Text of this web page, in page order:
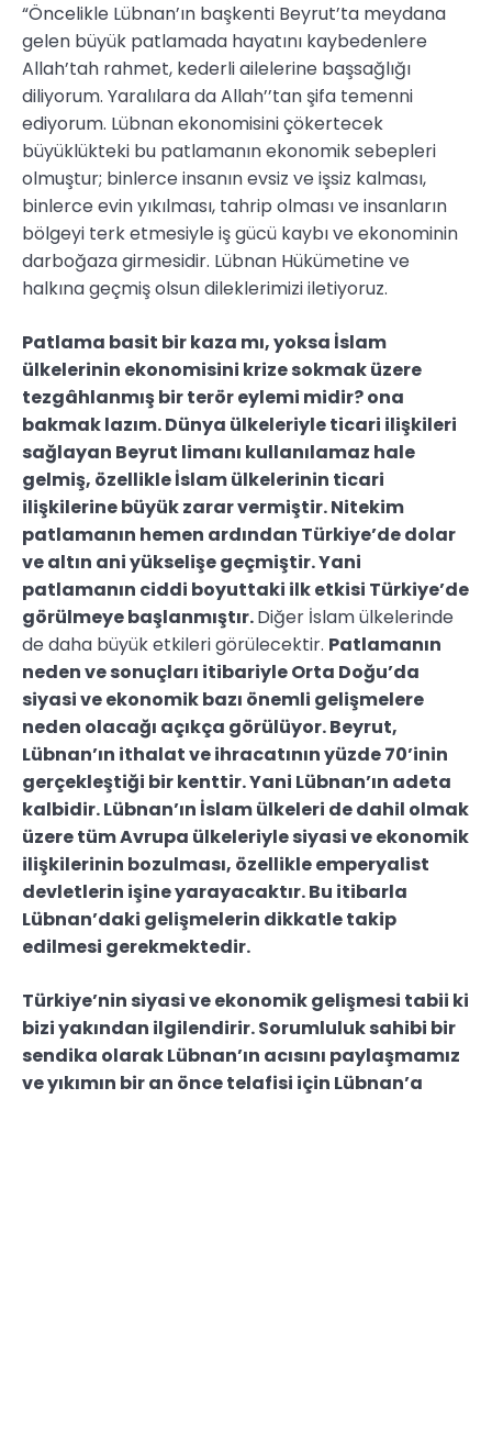
“Öncelikle Lübnan’ın başkenti Beyrut’ta meydana
gelen büyük patlamada hayatını kaybedenlere
Allah’tah rahmet, kederli ailelerine başsağlığı
diliyorum. Yaralılara da Allah’’tan şifa temenni
ediyorum. Lübnan ekonomisini çökertecek
büyüklükteki bu patlamanın ekonomik sebepleri
olmuştur; binlerce insanın evsiz ve işsiz kalması,
binlerce evin yıkılması, tahrip olması ve insanların
bölgeyi terk etmesiyle iş gücü kaybı ve ekonominin
darboğaza girmesidir. Lübnan Hükümetine ve
halkına geçmiş olsun dileklerimizi iletiyoruz.
Patlama basit bir kaza mı, yoksa İslam
ülkelerinin ekonomisini krize sokmak üzere
tezgâhlanmış bir terör eylemi midir? ona
bakmak lazım. Dünya ülkeleriyle ticari ilişkileri
sağlayan Beyrut limanı kullanılamaz hale
gelmiş, özellikle İslam ülkelerinin ticari
ilişkilerine büyük zarar vermiştir. Nitekim
patlamanın hemen ardından Türkiye’de dolar
ve altın ani yükselişe geçmiştir. Yani
patlamanın ciddi boyuttaki ilk etkisi Türkiye’de
görülmeye başlanmıştır.Diğer İslam ülkelerinde
de daha büyük etkileri görülecektir. Patlamanın
neden ve sonuçları itibariyle Orta Doğu’da
siyasi ve ekonomik bazı önemli gelişmelere
neden olacağı açıkça görülüyor. Beyrut,
Lübnan’ın ithalat ve ihracatının yüzde 70’inin
gerçekleştiği bir kenttir. Yani Lübnan’ın adeta
kalbidir. Lübnan’ın İslam ülkeleri de dahil olmak
üzere tüm Avrupa ülkeleriyle siyasi ve ekonomik
ilişkilerinin bozulması, özellikle emperyalist
devletlerin işine yarayacaktır. Bu itibarla
Lübnan’daki gelişmelerin dikkatle takip
edilmesi gerekmektedir.
Türkiye’nin siyasi ve ekonomik gelişmesi tabii ki
bizi yakından ilgilendirir. Sorumluluk sahibi bir
sendika olarak Lübnan’ın acısını paylaşmamız
ve yıkımın bir an önce telafisi için Lübnan’a